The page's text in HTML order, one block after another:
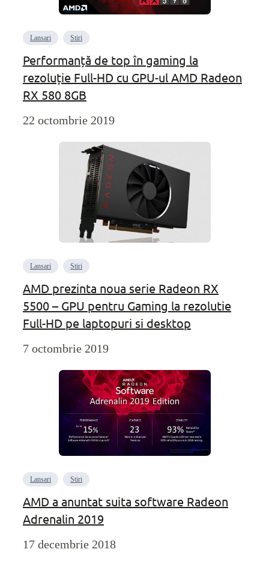
Lansari Stiri
Performanță de top în gaming la
rezoluție Full-HD cu GPU-ul AMD Radeon
RX 580 8GB
22 octombrie 2019
Lansari Stiri
AMD prezinta noua serie Radeon RX
5500 – GPU pentru Gaming la rezolutie
Full-HD pe laptopuri si desktop
7 octombrie 2019
Lansari Stiri
AMD a anuntat suita software Radeon
Adrenalin 2019
17 decembrie 2018